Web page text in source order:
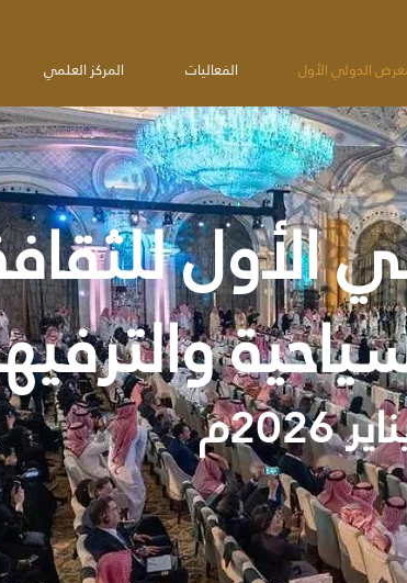
المركز العلمي الفعاليات الدولي الأول
2026م